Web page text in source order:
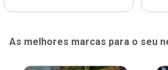
As melhores marcas para o seu